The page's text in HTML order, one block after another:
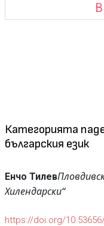
Категорията
българския език
Енчо Тилев
Хилендарски“
https://doi.org/